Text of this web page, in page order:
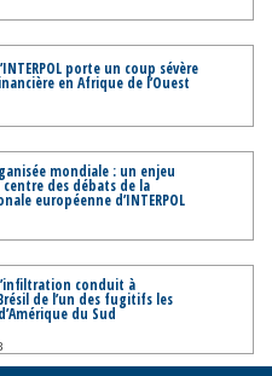
porte un coup sévère
en Afrique de l’Ouest
mondiale : un enjeu
centre des débats de la
européenne d’INTERPOL
conduit à
de l’un des fugitifs les
du Sud